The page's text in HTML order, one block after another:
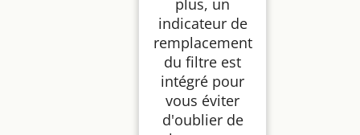
indicateur de
remplacement
du filtre est
intégré pour
vous éviter
d'oublier de